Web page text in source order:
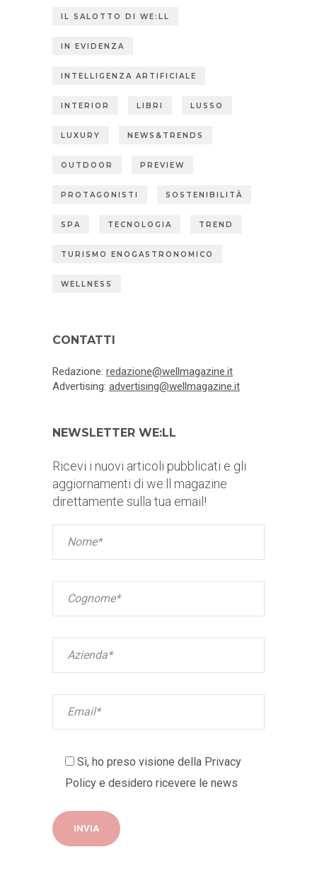
IL SALOTTO DI WE:LL
IN EVIDENZA
INTELLIGENZA ARTIFICIALE
INTERIOR LIBRI LUSSO
LUXURY NEWS&TRENDS
OUTDOOR PREVIEW
PROTAGONISTI SOSTENIBILITÀ
SPA TECNOLOGIA TREND
TURISMO ENOGASTRONOMICO
WELLNESS
CONTATTI
Redazione: redazione@wellmagazine.it
Advertising: advertising@wellmagazine.it
NEWSLETTER WE:LL
Ricevi i nuovi articoli pubblicati e gli
aggiornamenti di we:ll magazine
direttamente sulla tua email!
Sì, ho preso visione della Privacy
Policy e desidero ricevere le news